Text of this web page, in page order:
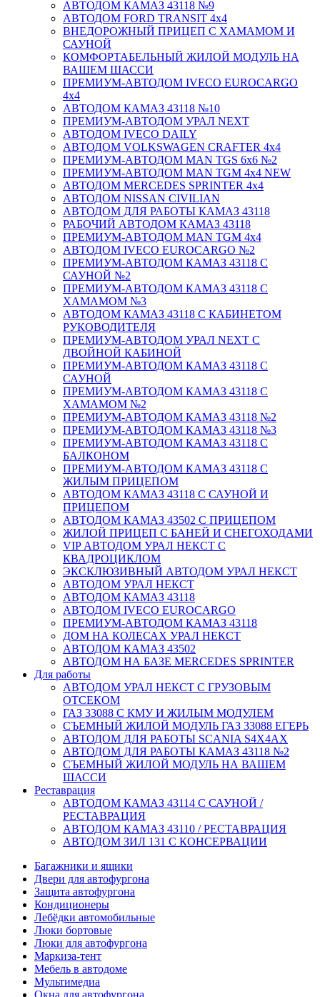
АВТОДОМ КАМАЗ 43118 №9
АВТОДОМ FORD TRANSIT 4x4
ВНЕДОРОЖНЫЙ ПРИЦЕП С ХАМАМОМ И
САУНОЙ
КОМФОРТАБЕЛЬНЫЙ ЖИЛОЙ МОДУЛЬ НА
ВАШЕМ ШАССИ
ПРЕМИУМ-АВТОДОМ IVECO EUROCARGO
4х4
АВТОДОМ КАМАЗ 43118 №10
ПРЕМИУМ-АВТОДОМ УРАЛ NEXT
АВТОДОМ IVECO DAILY
АВТОДОМ VOLKSWAGEN CRAFTER 4х4
ПРЕМИУМ-АВТОДОМ MAN TGS 6х6 №2
ПРЕМИУМ-АВТОДОМ MAN TGM 4x4 NEW
АВТОДОМ MERCEDES SPRINTER 4x4
АВТОДОМ NISSAN CIVILIAN
АВТОДОМ ДЛЯ РАБОТЫ КАМАЗ 43118
РАБОЧИЙ АВТОДОМ КАМАЗ 43118
ПРЕМИУМ-АВТОДОМ MAN TGM 4x4
АВТОДОМ IVECO EUROCARGO №2
ПРЕМИУМ-АВТОДОМ КАМАЗ 43118 С
САУНОЙ №2
ПРЕМИУМ-АВТОДОМ КАМАЗ 43118 С
ХАМАМОМ №3
АВТОДОМ КАМАЗ 43118 С КАБИНЕТОМ
РУКОВОДИТЕЛЯ
ПРЕМИУМ-АВТОДОМ УРАЛ NEXT С
ДВОЙНОЙ КАБИНОЙ
ПРЕМИУМ-АВТОДОМ КАМАЗ 43118 С
САУНОЙ
ПРЕМИУМ-АВТОДОМ КАМАЗ 43118 С
ХАМАМОМ №2
ПРЕМИУМ-АВТОДОМ КАМАЗ 43118 №2
ПРЕМИУМ-АВТОДОМ КАМАЗ 43118 №3
ПРЕМИУМ-АВТОДОМ КАМАЗ 43118 С
БАЛКОНОМ
ПРЕМИУМ-АВТОДОМ КАМАЗ 43118 С
ЖИЛЫМ ПРИЦЕПОМ
АВТОДОМ КАМАЗ 43118 С САУНОЙ И
ПРИЦЕПОМ
АВТОДОМ КАМАЗ 43502 С ПРИЦЕПОМ
ЖИЛОЙ ПРИЦЕП С БАНЕЙ И СНЕГОХОДАМИ
VIP АВТОДОМ УРАЛ НЕКСТ С
КВАДРОЦИКЛОМ
ЭКСКЛЮЗИВНЫЙ АВТОДОМ УРАЛ НЕКСТ
АВТОДОМ УРАЛ НЕКСТ
АВТОДОМ КАМАЗ 43118
АВТОДОМ IVECO EUROCARGO
ПРЕМИУМ-АВТОДОМ КАМАЗ 43118
ДОМ НА КОЛЕСАХ УРАЛ НЕКСТ
АВТОДОМ КАМАЗ 43502
АВТОДОМ НА БАЗЕ MERCEDES SPRINTER
Для работы
АВТОДОМ УРАЛ НЕКСТ С ГРУЗОВЫМ
ОТСЕКОМ
ГАЗ 33088 С КМУ И ЖИЛЫМ МОДУЛЕМ
СЪЕМНЫЙ ЖИЛОЙ МОДУЛЬ ГАЗ 33088 ЕГЕРЬ
АВТОДОМ ДЛЯ РАБОТЫ SCANIA S4X4AX
АВТОДОМ ДЛЯ РАБОТЫ КАМАЗ 43118 №2
СЪЕМНЫЙ ЖИЛОЙ МОДУЛЬ НА ВАШЕМ
ШАССИ
Реставрация
АВТОДОМ КАМАЗ 43114 С САУНОЙ /
РЕСТАВРАЦИЯ
АВТОДОМ КАМАЗ 43110 / РЕСТАВРАЦИЯ
АВТОДОМ ЗИЛ 131 С КОНСЕРВАЦИИ
Багажники и ящики
Двери для автофургона
Защита автофургона
Кондиционеры
Лебёдки автомобильные
Люки бортовые
Люки для автофургона
Маркиза-тент
Мебель в автодоме
Мультимедиа
Окна для автофургона